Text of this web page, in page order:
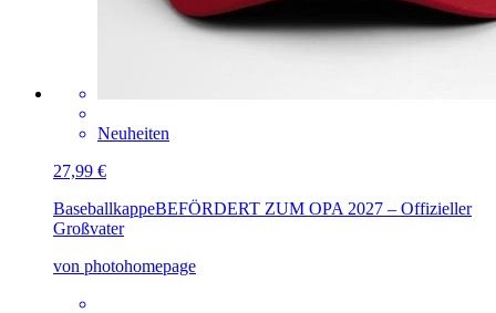
Neuheiten
27,99 €
BaseballkappeBEFÖRDERT ZUM OPA 2027 – Offizieller
Großvater
von photohomepage